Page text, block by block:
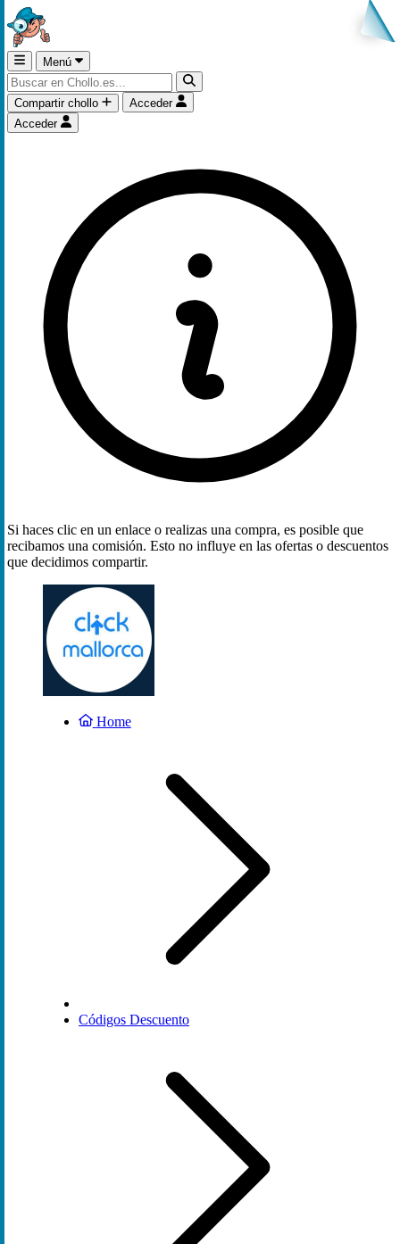
Menú
Compartir chollo
Acceder
Acceder
Si haces clic en un enlace o realizas una compra, es posible que
recibamos una comisión. Esto no influye en las ofertas o descuentos
que decidimos compartir.
Home
Códigos Descuento